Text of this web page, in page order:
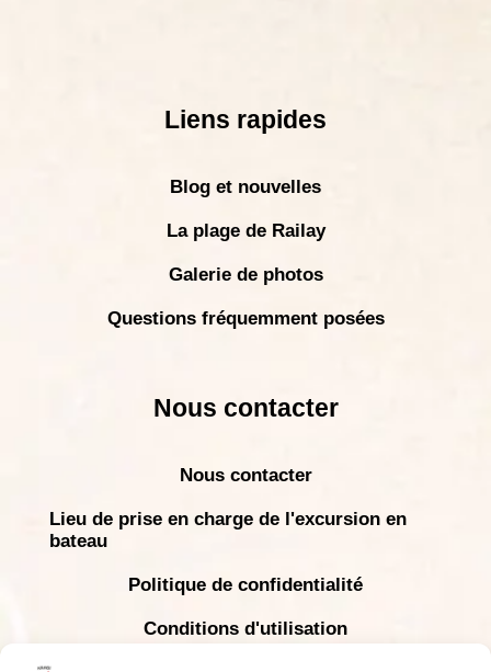
Liens rapides
Blog et nouvelles
La plage de Railay
Galerie de photos
Questions fréquemment posées
Nous contacter
Nous contacter
Lieu de prise en charge de l'excursion en
bateau
Politique de confidentialité
Conditions d'utilisation